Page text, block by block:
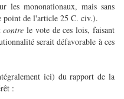
mononationaux, mais sans
point de l'article 25 C. civ.).
contrele vote de ces lois, faisant
serait défavorable à ces
ici) du rapport de la
: